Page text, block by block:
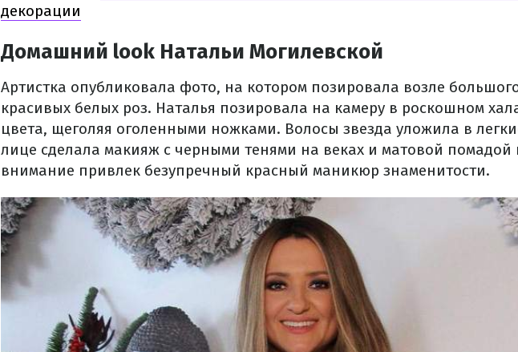
декорации
Домашний look Натальи Могилевской
Артистка опубликовала фото, на котором позировала возле
красивых белых роз. Наталья позировала на камеру в роскошном
цвета, щеголяя оголенными ножками. Волосы звезда уложила в
лице сделала макияж с черными тенями на веках и матовой помадой
внимание привлек безупречный красный маникюр знаменитости.